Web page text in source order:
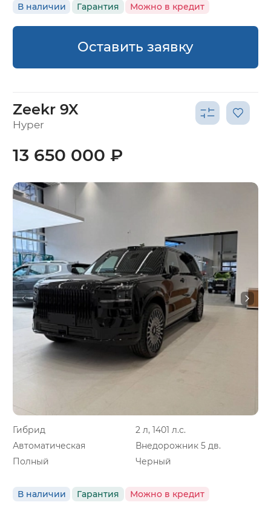
В наличии Гарантия Можно в кредит
Оставить заявку
Zeekr 9X
Hyper
Гибрид
2 л, 1401 л.с.
Автоматическая
Внедорожник 5 дв.
Полный
Черный
В наличии Гарантия Можно в кредит
13 650 000 ₽